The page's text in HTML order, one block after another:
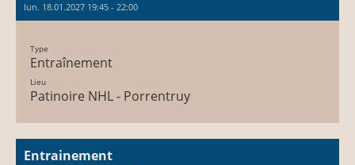
lun. 18.01.2027 19:45 - 22:00
Type
Entraînement
Lieu
Patinoire NHL - Porrentruy
Entrainement